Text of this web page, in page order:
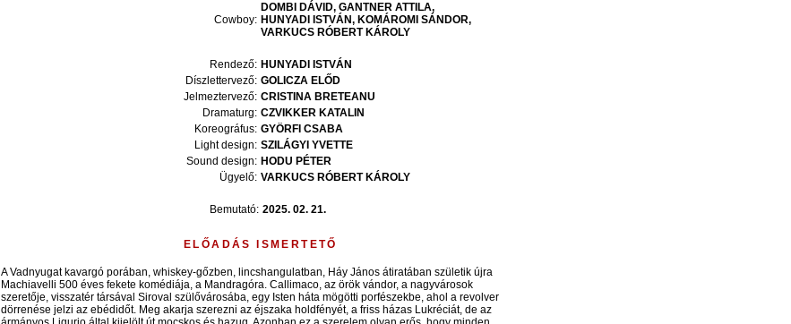
Cowboy:
DOMBI DÁVID GANTNER ATTILA
HUNYADI
ISTVÁN KOMÁROMI SÁNDOR
VARKUCS RÓBERT KÁROLY
Rendező: HUNYADI
ISTVÁN
Díszlettervező: GOLICZA ELŐD
Jelmeztervező: CRISTINA BRETEANU
Dramaturg: CZVIKKER KATALIN
Koreográfus: GYÖRFI CSABA
Light design: SZILÁGYI YVETTE
Sound design: HODU PÉTER
Ügyelő: VARKUCS RÓBERT KÁROLY
Bemutató: 2025. 02. 21.
ELŐADÁS ISMERTETŐ
A Vadnyugat kavargó porában, whiskey-gőzben, lincshangulatban, Háy János átiratában születik újra
Machiavelli 500 éves fekete komédiája, a Mandragóra. Callimaco, az örök vándor, a nagyvárosok
szeretője, visszatér társával Siroval szülővárosába, egy Isten háta mögötti porfészekbe, ahol a revolver
dörrenése jelzi az ebédidőt. Meg akarja szerezni az éjszaka holdfényét, a friss házas Lukréciát, de az